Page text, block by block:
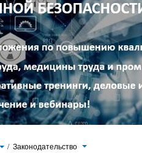
/ Законодательство